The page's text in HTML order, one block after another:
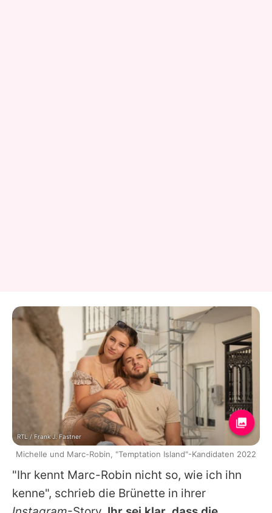
"Ihr kennt Marc-Robin nicht so, wie ich ihn
kenne", schrieb die Brünette in ihrer
RTL / Frank J. Fastner
Michelle und Marc-Robin, "Temptation Island"-Kandidaten 2022